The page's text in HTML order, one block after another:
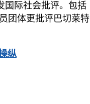
国际社会批评。包括
团体更批评巴切莱特
纵